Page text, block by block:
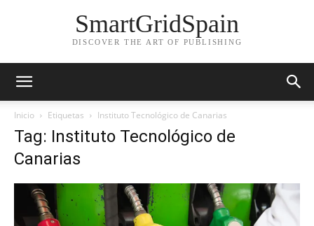
SmartGridSpain
DISCOVER THE ART OF PUBLISHING
Inicio Etiquetas Instituto Tecnológico de Canarias
Tag: Instituto Tecnológico de
Canarias